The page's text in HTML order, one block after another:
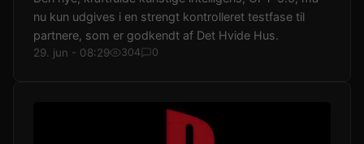
nu kun udgives i en strengt kontrolleret testfase til
partnere, som er godkendt af Det Hvide Hus.
29. jun - 08:29 304 0